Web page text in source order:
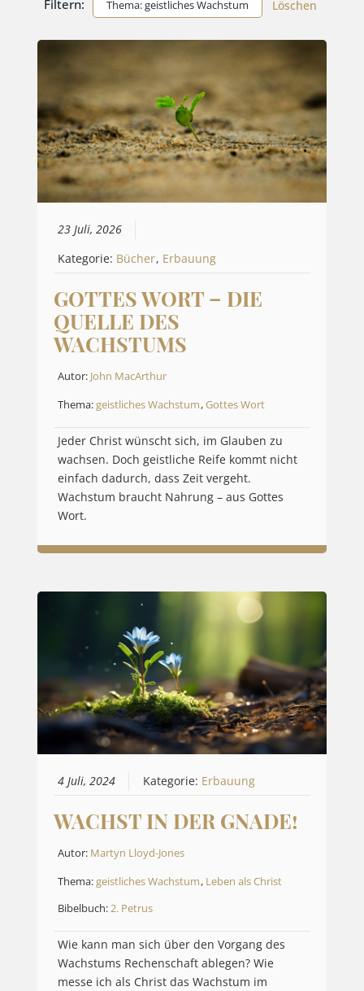
Filtern: Thema: geistliches Wachstum Löschen
23 Juli, 2026
Kategorie: Bücher, Erbauung
GOTTES WORT – DIE
QUELLE DES
WACHSTUMS
Autor: John MacArthur
Thema:geistliches Wachstum,Gottes Wort
Jeder Christ wünscht sich, im Glauben zu
wachsen. Doch geistliche Reife kommt nicht
einfach dadurch, dass Zeit vergeht.
Wachstum braucht Nahrung – aus Gottes
Wort.
4 Juli, 2024 Kategorie: Erbauung
WACHST IN DER GNADE!
Autor: Martyn Lloyd-Jones
Thema:geistliches Wachstum, Leben als Christ
Bibelbuch:2. Petrus
Wie kann man sich über den Vorgang des
Wachstums Rechenschaft ablegen? Wie
messe ich als Christ das Wachstum im